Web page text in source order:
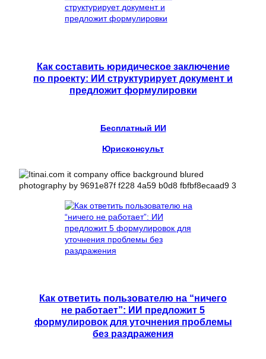
Как составить юридическое заключение
по проекту: ИИ структурирует документ и
предложит формулировки
Бесплатный ИИ
Юрисконсульт
Как ответить пользователю на “ничего
не работает”: ИИ предложит 5
формулировок для уточнения проблемы
без раздражения